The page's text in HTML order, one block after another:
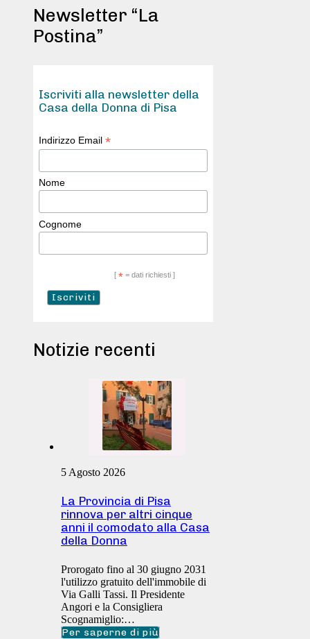
Newsletter “La
Postina”
Iscriviti alla newsletter della
Casa della Donna di Pisa
Indirizzo Email *
Nome
Cognome
[ *= dati richiesti ]
Notizie recenti
5 Agosto 2026
La Provincia di Pisa
rinnova per altri cinque
anni il comodato alla Casa
della Donna
Prorogato fino al 30 giugno 2031
l'utilizzo gratuito dell'immobile di
Via Galli Tassi. Il Presidente
Angori e la Consigliera
Scognamiglio:…
Per saperne di più